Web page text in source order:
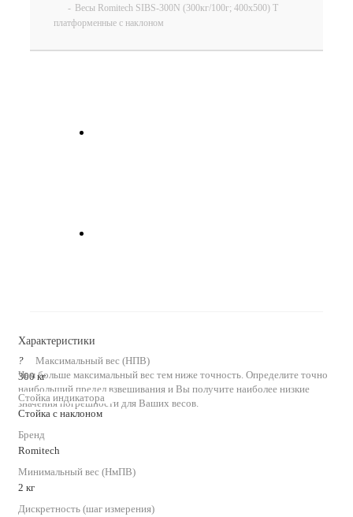
- Весы Romitech SIBS-300N (300кг/100г; 400х500) Т
платформенные c наклоном
Характеристики
?
Чем больше максимальный вес тем ниже точность. Определите точно
наибольший предел взвешивания и Вы получите наиболее низкие
значения погрешности для Ваших весов.
Максимальный вес (НПВ)
300 кг
Стойка индикатора
Стойка с наклоном
Бренд
Romitech
Минимальный вес (НмПВ)
2 кг
Дискретность (шаг измерения)